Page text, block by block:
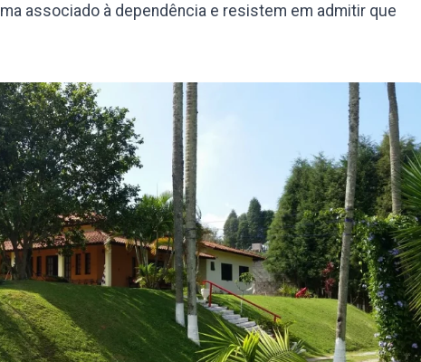
associado à dependência e resistem em admitir que